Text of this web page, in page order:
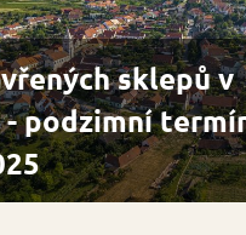
sklepů v
- podzimní